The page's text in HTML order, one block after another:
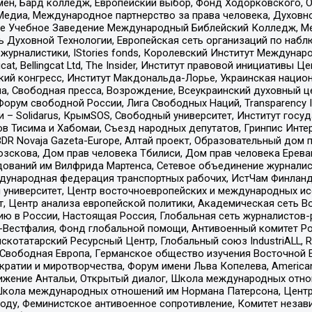
Международное партнерство за права человека,
Учебное Заведение Международный Библейский Колледж,
Духовной Технологии, Европейская сеть организаций по
IStories fonds, Королевский Институт
Bellingcat Ltd, The Insider, Институт правовой инициативы
конгресс, Институт Макдональда-Лорье, Украинская
пресса, Возрождение, Всеукраинский духовный
свободной России, Лига Свободных Наций,
Solidarus, КрымSOS, Свободный университет, Институт
Тисима и Хабомаи, Съезд народных депутатов, Гринпис
Novaja Gazeta-Europe, Алтай проект, Образовательный
Дом прав человека Тбилиси, Дом прав человека
им Вилфрида Мартенса, Сетевое объединение
федерация транспортных рабочих, ИстЧам
Центр восточноевропейских и международных
анализа европейской политики, Академическая сеть
в России, Настоящая Россия, Глобальная сеть
Фонд глобальной помощи, Антивоенный комитет
Ресурсный Центр, Глобальный союз IndustriALL,
Европа, Германское общество изучения
и миротворчества, Форум имени Льва Копелева,
Антальи, Открытый диалог, Школа международных
международных отношений им Нормана Патерсона,
Феминистское антивоенное сопротивление, Комитет